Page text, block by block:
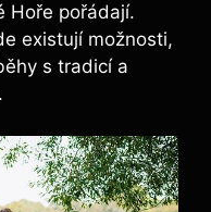
Hoře pořádají.
existují možnosti,
s tradicí a